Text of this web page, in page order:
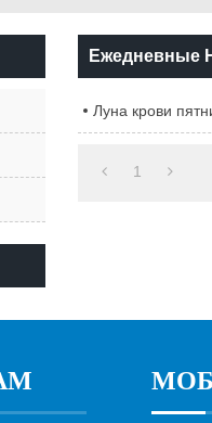
Ежедневные
Луна крови
1